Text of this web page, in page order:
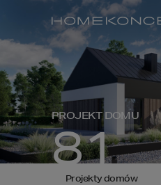
PROJEKT DOMU
81
Projekty domów